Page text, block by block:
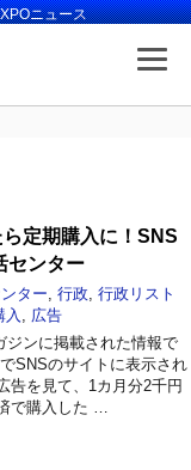
ニュース
定期購入に！SNS
センター
ター 行政 行政リスト
入
広告
ジンに掲載された情報で
SNSのサイトに表示され
告を見て、1カ月分2千円
で購入した …